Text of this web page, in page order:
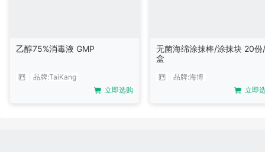
乙醇75%消毒液 GMP
品牌:TaiKang
立即选购
无菌海绵涂抹棒/涂抹块 20份/
盒
品牌:海博
立即